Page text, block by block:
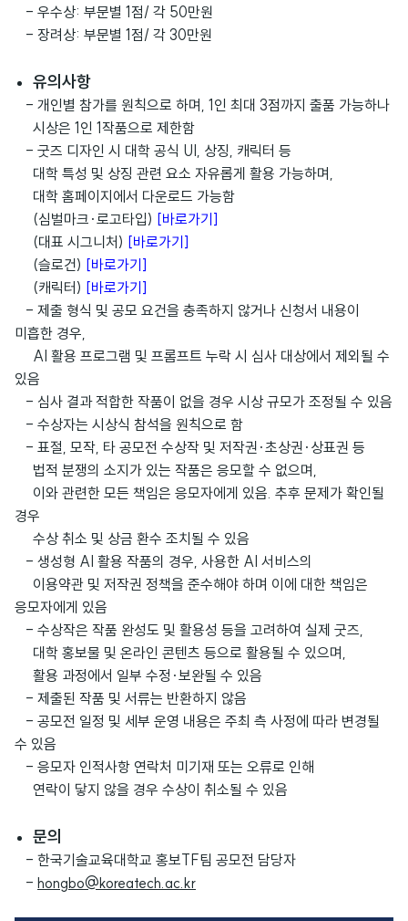
- 우수상: 부문별 1점/ 각 50만원
- 장려상: 부문별 1점/ 각 30만원
유의사항
- 개인별 참가를 원칙으로 하며, 1인 최대 3점까지 출품 가능하나
시상은 1인 1작품으로 제한함
- 굿즈 디자인 시 대학 공식 UI, 상징, 캐릭터 등
대학 특성 및 상징 관련 요소 자유롭게 활용 가능하며,
대학 홈페이지에서 다운로드 가능함
(심벌마크·로고타입) [바로가기]
(대표 시그니처) [바로가기]
(슬로건) [바로가기]
(캐릭터) [바로가기]
- 제출 형식 및 공모 요건을 충족하지 않거나 신청서 내용이
미흡한 경우,
AI 활용 프로그램 및 프롬프트 누락 시 심사 대상에서 제외될 수
있음
- 심사 결과 적합한 작품이 없을 경우 시상 규모가 조정될 수 있음
- 수상자는 시상식 참석을 원칙으로 함
- 표절, 모작, 타 공모전 수상작 및 저작권·초상권·상표권 등
법적 분쟁의 소지가 있는 작품은 응모할 수 없으며,
이와 관련한 모든 책임은 응모자에게 있음. 추후 문제가 확인될
경우
수상 취소 및 상금 환수 조치될 수 있음
- 생성형 AI 활용 작품의 경우, 사용한 AI 서비스의
이용약관 및 저작권 정책을 준수해야 하며 이에 대한 책임은
응모자에게 있음
- 수상작은 작품 완성도 및 활용성 등을 고려하여 실제 굿즈,
대학 홍보물 및 온라인 콘텐츠 등으로 활용될 수 있으며,
활용 과정에서 일부 수정·보완될 수 있음
- 제출된 작품 및 서류는 반환하지 않음
- 공모전 일정 및 세부 운영 내용은 주최 측 사정에 따라 변경될
수 있음
- 응모자 인적사항 연락처 미기재 또는 오류로 인해
연락이 닿지 않을 경우 수상이 취소될 수 있음
문의
- 한국기술교육대학교 홍보TF팀 공모전 담당자
- hongbo@koreatech.ac.kr